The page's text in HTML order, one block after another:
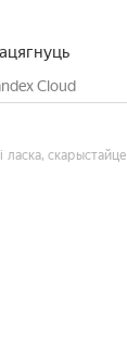
Cloud
ласка, скарыстайце